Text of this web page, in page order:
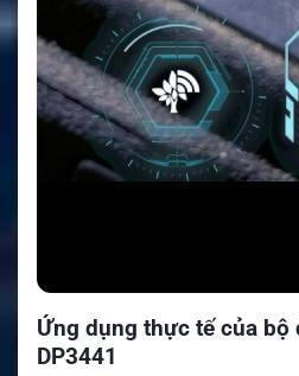
Ứng dụng thực tế của bộ
DP3441